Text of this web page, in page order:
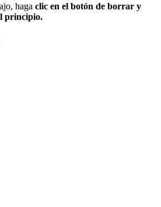
haga clic en el botón de borrar y
principio.